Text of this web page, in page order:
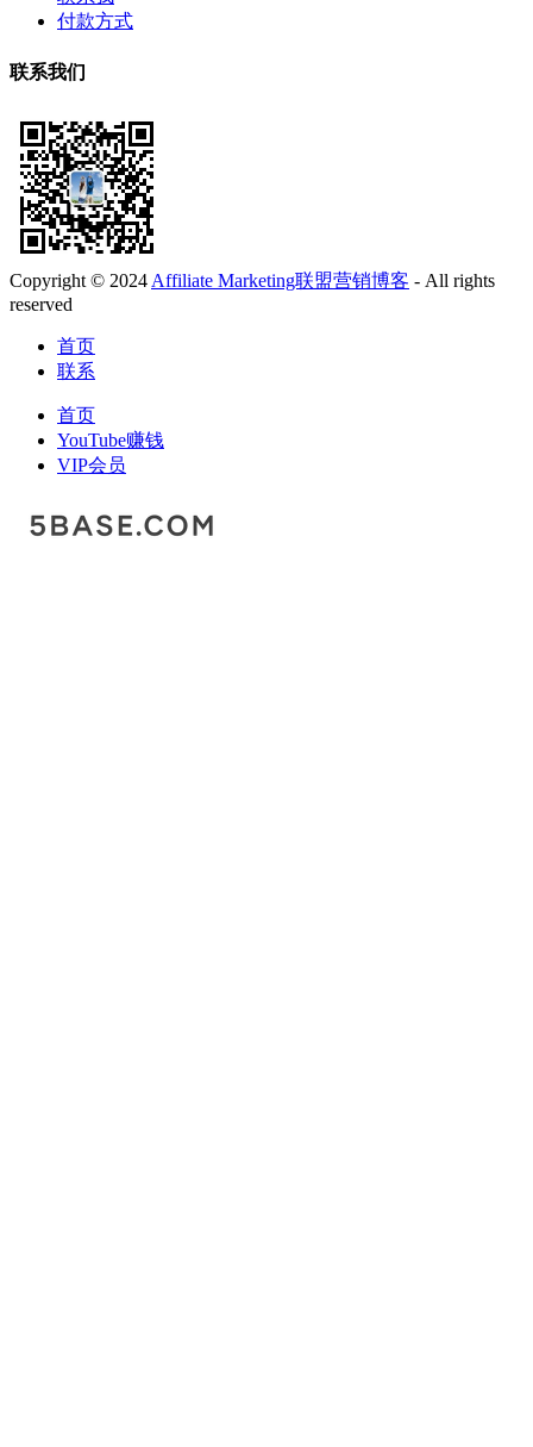
付款方式
联系我们
Copyright © 2024Affiliate Marketing联盟营销博客 - All rights
reserved
首页
联系
首页
YouTube赚钱
VIP会员